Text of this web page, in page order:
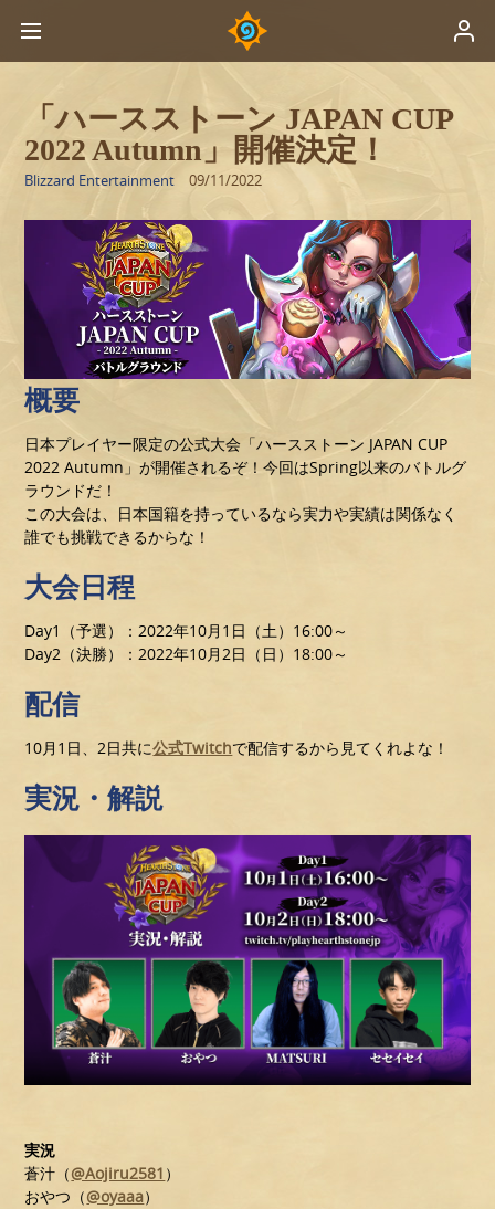
「ハースストーン JAPAN CUP
2022 Autumn」開催決定！
Blizzard Entertainment 09/11/2022
概要
日本プレイヤー限定の公式大会「ハースストーン JAPAN CUP
2022 Autumn」が開催されるぞ！今回はSpring以来のバトルグ
ラウンドだ！
この大会は、日本国籍を持っているなら実力や実績は関係なく
誰でも挑戦できるからな！
大会日程
Day1（予選）：2022年10月1日（土）16:00～
Day2（決勝）：2022年10月2日（日）18:00～
配信
10月1日、2日共に公式Twitchで配信するから見てくれよな！
実況・解説
実況
蒼汁（@Aojiru2581 ）
おやつ（@oyaaa）